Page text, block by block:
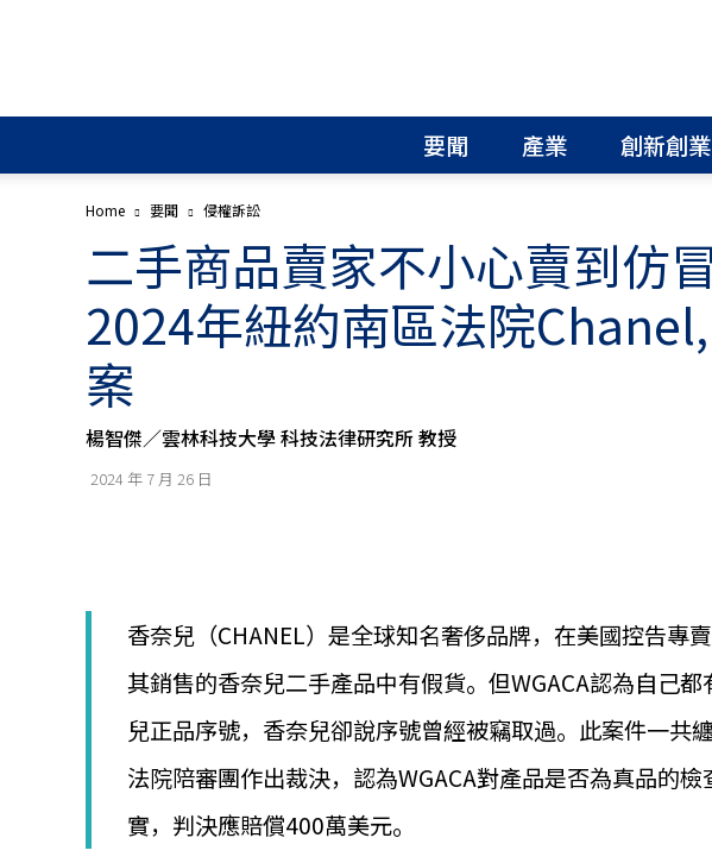
權
│
申
請
│
商
標
侵
權
顧
問
│
專
利
佈
局
│
美
要聞 產業 創新創業
Home 要聞 侵權訴訟
二手商品賣家不小心賣到仿
2024年紐約南區法院Chanel,
案
楊智傑／雲林科技大學 科技法律研究所 教授
2024 年 7 月 26 日
香奈兒（CHANEL）是全球知名奢侈品牌，在美國控告專
其銷售的香奈兒二手產品中有假貨。但WGACA認為自己
兒正品序號，香奈兒卻說序號曾經被竊取過。此案件一共
法院陪審團作出裁決，認為WGACA對產品是否為真品的
實，判決應賠償400萬美元。